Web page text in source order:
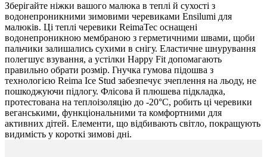
Зберігайте ніжки вашого малюка в теплі й сухості з
водонепроникними зимовими черевиками Ensilumi для
малюків. Ці теплі черевики ReimaTec оснащені
водонепроникною мембраною з герметичними швами, щоби
пальчики залишались сухими в снігу. Еластичне шнурування
полегшує взування, а устілки Happy Fit допомагають
правильно обрати розмір. Гнучка гумова підошва з
технологією Reima Ice Stud забезпечує зчеплення на льоду, не
пошкоджуючи підлогу. Флісова й плюшева підкладка,
протестована на теплоізоляцію до -20°C, робить ці черевики
веганськими, функціональними та комфортними для
активних дітей. Елементи, що відбивають світло, покращують
видимість у короткі зимові дні.